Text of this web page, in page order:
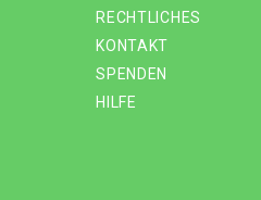
RECHTLICHES
KONTAKT
SPENDEN
HILFE